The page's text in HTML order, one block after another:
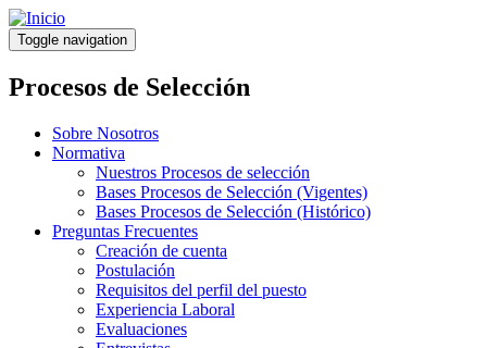
Pasar
al
contenido
principal
Toggle navigation
Procesos de Selección
Sobre Nosotros
Normativa
Nuestros Procesos de selección
Bases Procesos de Selección (Vigentes)
Bases Procesos de Selección (Histórico)
Preguntas Frecuentes
Creación de cuenta
Postulación
Requisitos del perfil del puesto
Experiencia Laboral
Evaluaciones